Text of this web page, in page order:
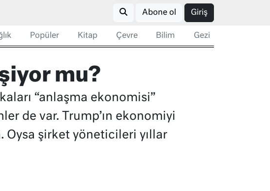
Abone ol Giriş
Popüler Kitap Çevre Bilim Gezi
mu?
“anlaşma ekonomisi”
de var. Trump’ın ekonomiyi
şirket yöneticileri yıllar